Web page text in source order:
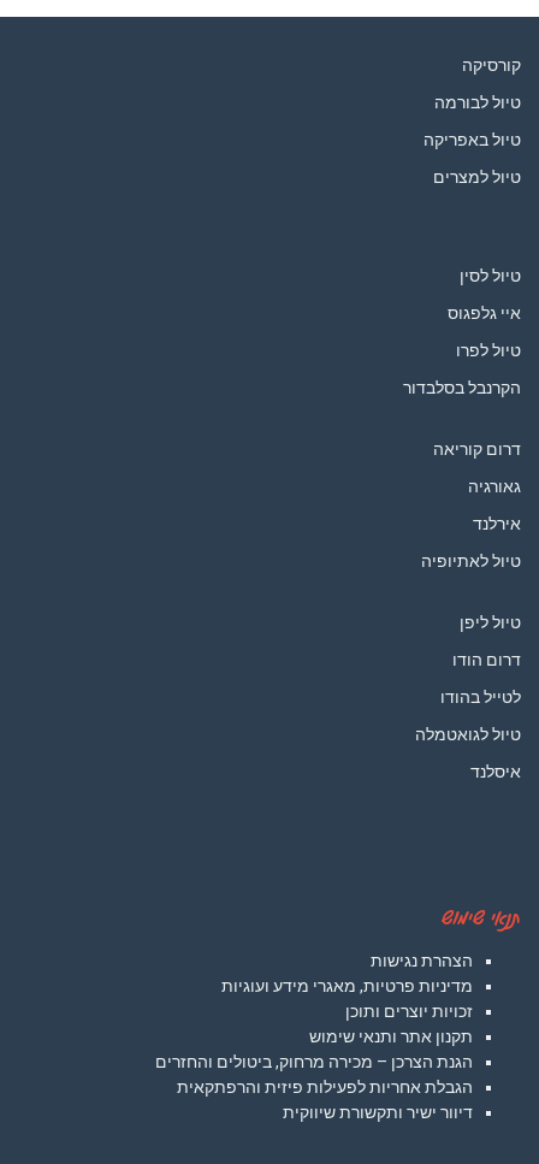
קורסיקה
טיול לבורמה
טיול באפריקה
טיול למצרים
טיול לסין
איי גלפגוס
טיול לפרו
הקרנבל בסלבדור
דרום קוריאה
גאורגיה
אירלנד
טיול לאתיופיה
טיול ליפן
דרום הודו
לטייל בהודו
טיול לגואטמלה
איסלנד
תנאי שימוש
הצהרת נגישות
מדיניות פרטיות, מאגרי מידע ועוגיות
זכויות יוצרים ותוכן
תקנון אתר ותנאי שימוש
הגנת הצרכן – מכירה מרחוק, ביטולים והחזרים
הגבלת אחריות לפעילות פיזית והרפתקאית
דיוור ישיר ותקשורת שיווקית